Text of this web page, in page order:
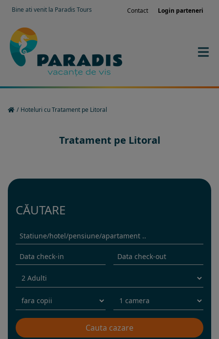
Bine ati venit la Paradis Tours Contact Login parteneri
/ Hoteluri cu Tratament pe Litoral
Tratament pe Litoral
CĂUTARE